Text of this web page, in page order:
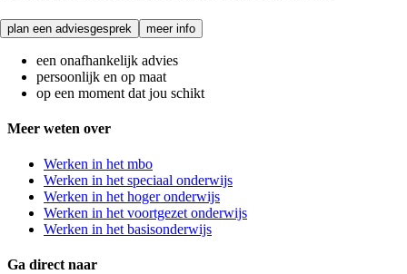
plan een adviesgesprek meer info
een onafhankelijk advies
persoonlijk en op maat
op een moment dat jou schikt
Meer weten over
Werken in het mbo
Werken in het speciaal onderwijs
Werken in het hoger onderwijs
Werken in het voortgezet onderwijs
Werken in het basisonderwijs
Ga direct naar